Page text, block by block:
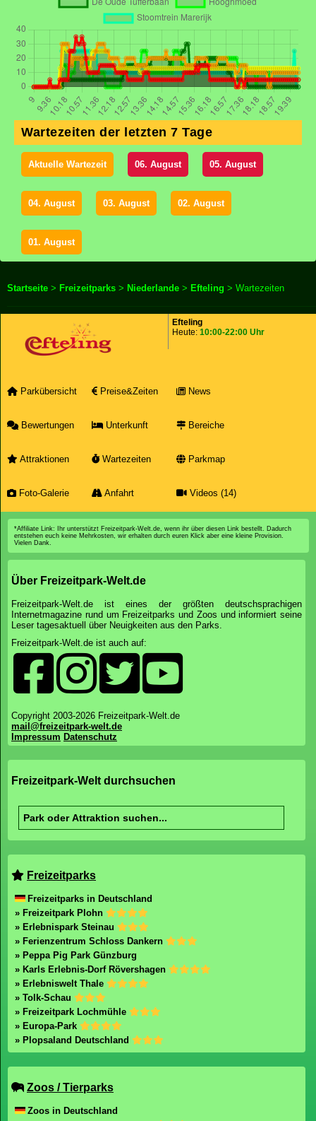
Wartezeiten der letzten 7 Tage
Aktuelle Wartezeit 06. August 05. August
04. August 03. August 02. August
01. August
Startseite > Freizeitparks > Niederlande > Efteling > Wartezeiten
Efteling
Heute: 10:00-22:00 Uhr
Parkübersicht Preise&Zeiten News
Bewertungen Unterkunft Bereiche
Attraktionen Wartezeiten Parkmap
Foto-Galerie Anfahrt Videos (14)
*Affiliate Link: Ihr unterstützt Freizeitpark-Welt.de, wenn ihr über diesen Link bestellt. Dadurch
entstehen euch keine Mehrkosten, wir erhalten durch euren Klick aber eine kleine Provision.
Vielen Dank.
Über Freizeitpark-Welt.de
Freizeitpark-Welt.de ist eines der größten deutschsprachigen
Internetmagazine rund um Freizeitparks und Zoos und informiert seine
Leser tagesaktuell über Neuigkeiten aus den Parks.
Freizeitpark-Welt.de ist auch auf:
Copyright 2003-2026 Freizeitpark-Welt.de
mail@freizeitpark-welt.de
Impressum Datenschutz
Freizeitpark-Welt durchsuchen
Freizeitparks
Freizeitparks in Deutschland
» Freizeitpark Plohn
» Erlebnispark Steinau
» Ferienzentrum Schloss Dankern
» Peppa Pig Park Günzburg
» Karls Erlebnis-Dorf Rövershagen
» Erlebniswelt Thale
» Tolk-Schau
» Freizeitpark Lochmühle
» Europa-Park
» Plopsaland Deutschland
Zoos / Tierparks
Zoos in Deutschland